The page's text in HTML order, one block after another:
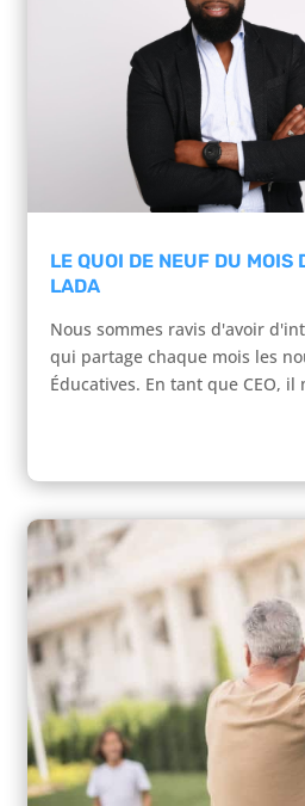
LE QUOI DE NEUF DU MOIS
LADA
Nous sommes ravis d'avoir
qui partage chaque mois les
Éducatives. En tant que CEO, il